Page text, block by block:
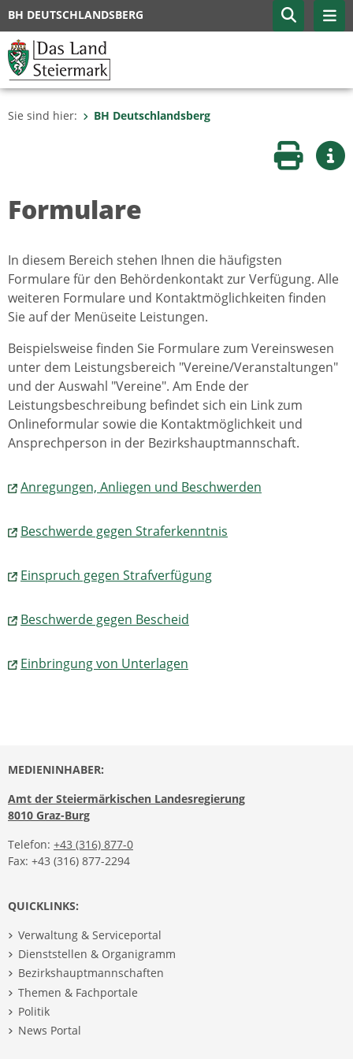
BH DEUTSCHLANDSBERG
Sie sind hier: BH Deutschlandsberg
Seite
Formulare
In diesem Bereich stehen Ihnen die häufigsten
Formulare für den Behördenkontakt zur Verfügung. Alle
weiteren Formulare und Kontaktmöglichkeiten finden
Sie auf der Menüseite Leistungen.
Beispielsweise finden Sie Formulare zum Vereinswesen
unter dem Leistungsbereich "Vereine/Veranstaltungen"
und der Auswahl "Vereine". Am Ende der
Leistungsbeschreibung befindet sich ein Link zum
Onlineformular sowie die Kontaktmöglichkeit und
Ansprechperson in der Bezirkshauptmannschaft.
Anregungen, Anliegen und Beschwerden
Beschwerde gegen Straferkenntnis
Einspruch gegen Strafverfügung
Beschwerde gegen Bescheid
Einbringung von Unterlagen
MEDIENINHABER:
Amt der Steiermärkischen Landesregierung
8010 Graz-Burg
Telefon: +43 (316) 877-0
Fax: +43 (316) 877-2294
QUICKLINKS:
Verwaltung & Serviceportal
Dienststellen & Organigramm
Bezirkshauptmannschaften
Themen & Fachportale
Politik
News Portal